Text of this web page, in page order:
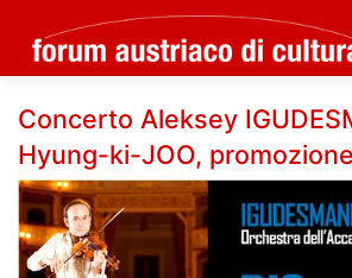
Skip
content
Concerto Aleksey
Hyung-ki-JOO,